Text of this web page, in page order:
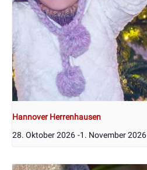
Hannover Herrenhausen
28. Oktober 2026 -1. November 2026